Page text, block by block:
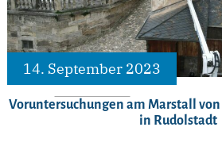
14. September 2023
Voruntersuchungen am Marstall von
in Rudolstadt